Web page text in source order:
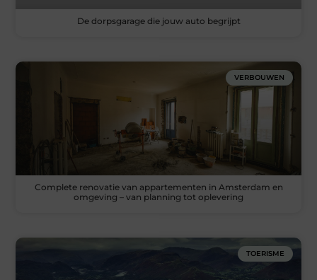
De dorpsgarage die jouw auto begrijpt
VERBOUWEN
Complete renovatie van appartementen in Amsterdam en
omgeving – van planning tot oplevering
TOERISME